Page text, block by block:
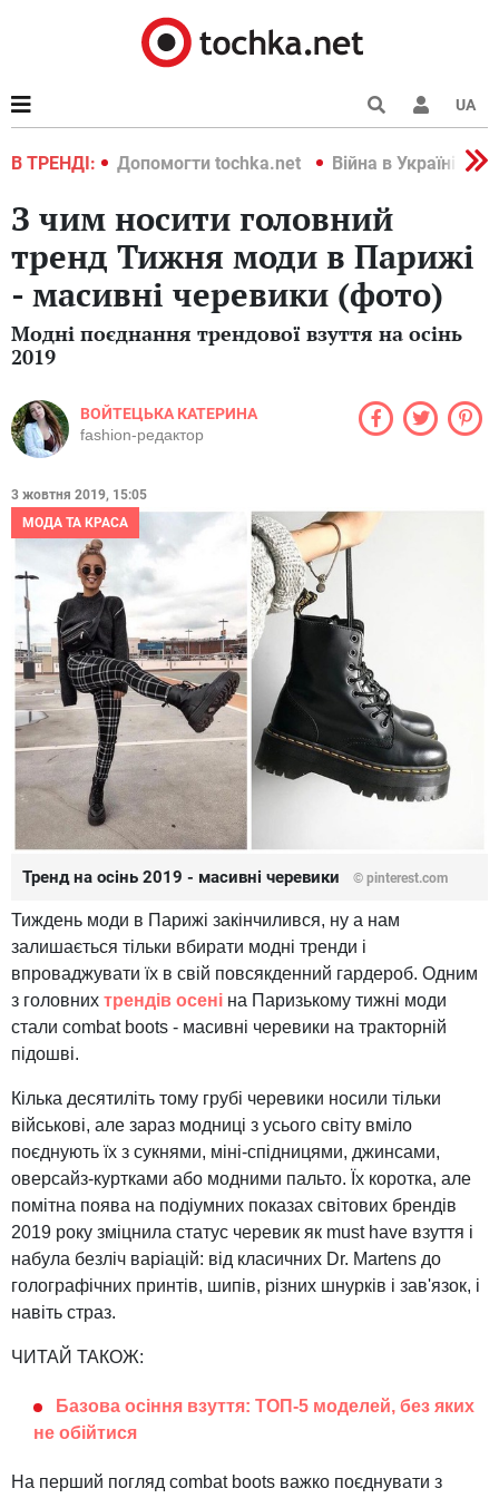
UA
В ТРЕНДІ:
2022 Допомогти tochka.net Війна в Україні 2022
З чим носити головний
тренд Тижня моди в Парижі
- масивні черевики (фото)
Модні поєднання трендової взуття на осінь
2019
ВОЙТЕЦЬКА КАТЕРИНА
fashion-редактор
3 жовтня 2019, 15:05
МОДА ТА КРАСА
Тренд на осінь 2019 - масивні черевики © pinterest.com
Тиждень моди в Парижі закінчилився, ну а нам
залишається тільки вбирати модні тренди і
впроваджувати їх в свій повсякденний гардероб. Одним
з головних трендів осені на Паризькому тижні моди
стали combat boots - масивні черевики на тракторній
підошві.
Кілька десятиліть тому грубі черевики носили тільки
військові, але зараз модниці з усього світу вміло
поєднують їх з сукнями, міні-спідницями, джинсами,
оверсайз-куртками або модними пальто. Їх коротка, але
помітна поява на подіумних показах світових брендів
2019 року зміцнила статус черевик як must have взуття і
набула безліч варіацій: від класичних Dr. Martens до
голографічних принтів, шипів, різних шнурків і зав'язок, і
навіть страз.
ЧИТАЙ ТАКОЖ:
Базова осіння взуття: ТОП-5 моделей, без яких
не обійтися
На перший погляд combat boots важко поєднувати з